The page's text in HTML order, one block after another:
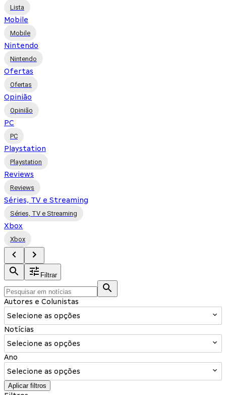
Lista
Mobile
Mobile
Nintendo
Nintendo
Ofertas
Ofertas
Opinião
Opinião
PC
PC
Playstation
Playstation
Reviews
Reviews
Séries, TV e Streaming
Séries, TV e Streaming
Xbox
Xbox
Filtrar
Autores e Colunistas
Selecione as opções
Notícias
Selecione as opções
Ano
Selecione as opções
Aplicar filtros